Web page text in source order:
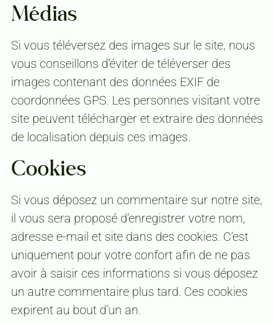
Médias
Si vous téléversez des images sur le site, nous
vous conseillons d’éviter de téléverser des
images contenant des données EXIF de
coordonnées GPS. Les personnes visitant votre
site peuvent télécharger et extraire des données
de localisation depuis ces images.
Cookies
Si vous déposez un commentaire sur notre site,
il vous sera proposé d’enregistrer votre nom,
adresse e-mail et site dans des cookies. C’est
uniquement pour votre confort afin de ne pas
avoir à saisir ces informations si vous déposez
un autre commentaire plus tard. Ces cookies
expirent au bout d’un an.